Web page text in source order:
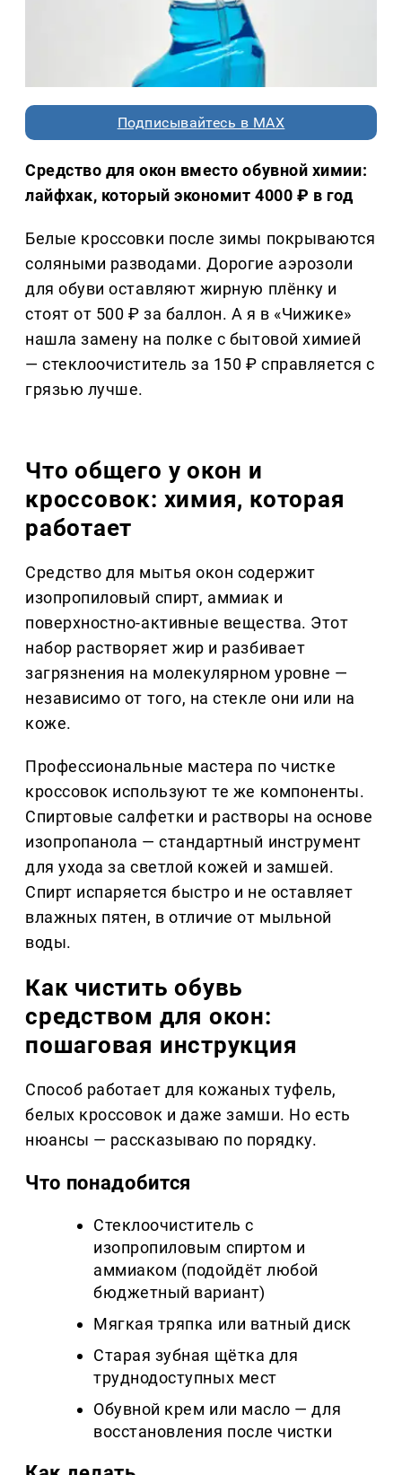
Подписывайтесь в MAX
Средство для окон вместо обувной химии:
лайфхак, который экономит 4000 ₽ в год
Белые кроссовки после зимы покрываются
соляными разводами. Дорогие аэрозоли
для обуви оставляют жирную плёнку и
стоят от 500 ₽ за баллон. А я в «Чижике»
нашла замену на полке с бытовой химией
— стеклоочиститель за 150 ₽ справляется с
грязью лучше.
Что общего у окон и
кроссовок: химия, которая
работает
Средство для мытья окон содержит
изопропиловый спирт, аммиак и
поверхностно-активные вещества. Этот
набор растворяет жир и разбивает
загрязнения на молекулярном уровне —
независимо от того, на стекле они или на
коже.
Профессиональные мастера по чистке
кроссовок используют те же компоненты.
Спиртовые салфетки и растворы на основе
изопропанола — стандартный инструмент
для ухода за светлой кожей и замшей.
Спирт испаряется быстро и не оставляет
влажных пятен, в отличие от мыльной
воды.
Как чистить обувь
средством для окон:
пошаговая инструкция
Способ работает для кожаных туфель,
белых кроссовок и даже замши. Но есть
нюансы — рассказываю по порядку.
Что понадобится
Стеклоочиститель с
изопропиловым спиртом и
аммиаком (подойдёт любой
бюджетный вариант)
Мягкая тряпка или ватный диск
Старая зубная щётка для
труднодоступных мест
Обувной крем или масло — для
восстановления после чистки